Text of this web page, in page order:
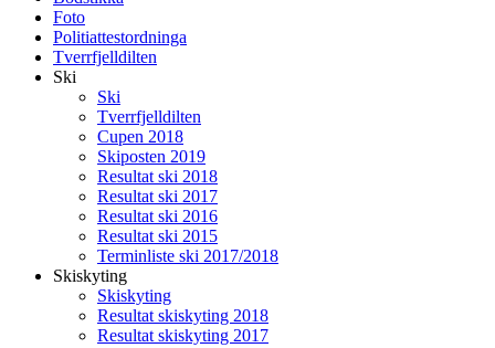
Foto
Politiattestordninga
Tverrfjelldilten
Ski
Ski
Tverrfjelldilten
Cupen 2018
Skiposten 2019
Resultat ski 2018
Resultat ski 2017
Resultat ski 2016
Resultat ski 2015
Terminliste ski 2017/2018
Skiskyting
Skiskyting
Resultat skiskyting 2018
Resultat skiskyting 2017